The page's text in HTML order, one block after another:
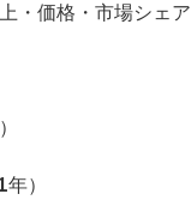
・価格・市場シェア
）